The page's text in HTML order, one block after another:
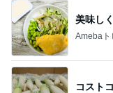
美味し
Amebaト
コスト